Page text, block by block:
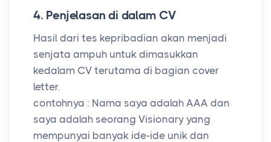
4. Penjelasan di dalam CV
Hasil dari tes kepribadian akan menjadi
senjata ampuh untuk dimasukkan
kedalam CV terutama di bagian cover
letter.
contohnya : Nama saya adalah AAA dan
saya adalah seorang Visionary yang
mempunyai banyak ide-ide unik dan